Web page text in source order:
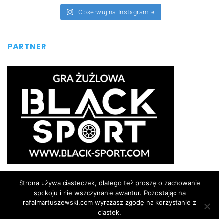
Obserwuj na Instagramie
PARTNER
Strona używa ciasteczek, dlatego też proszę o zachowanie
spokoju i nie wszczynanie awantur. Pozostając na
rafalmartuszewski.com wyrażasz zgodę na korzystanie z
ciastek.